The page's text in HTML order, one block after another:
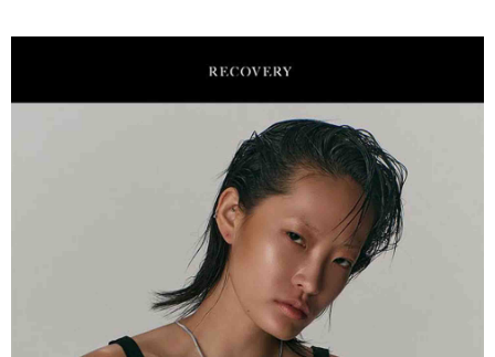
【「AFTEE先享後付」結帳流程】
２．訂單成立數日內，您將收到繳費通知簡訊。
３．收到繳費通知簡訊後14天內，點擊此簡訊中的連結，可透過四大超商／
ATM／網路銀行／等多元方式進行付款，方視為交易完成。
※ 請注意：結帳手續完成當下不需立刻繳費，但若您需要取消訂單，請聯絡
購買商品的店家。未經商家同意取消之訂單仍視為有效，需透過AFTEE先享
※ 交易是否成功請以「AFTEE先享後付 」之結帳頁面顯示為準，若有關於
是否繳費成功／繳費後需取消欲退款等相關疑問，請聯繫「AFTEE先享後付
https://netprotections.freshdesk.com/support/home
１．透過由恩沛科技股份有限公司提供之「AFTEE先享後付」服務完成之交
全家取貨付款
每筆NT$60，滿NT$1,500(含以上)免運費
7-11取貨付款
每筆NT$60，滿NT$1,500(含以上)免運費
每筆NT$100，滿NT$2,000(含以上)免運費